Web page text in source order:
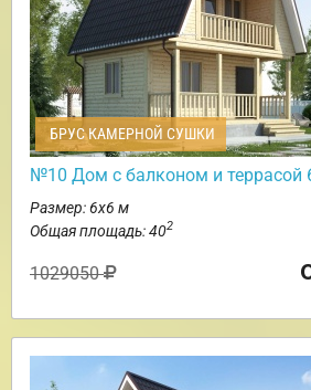
БРУС КАМЕРНОЙ СУШКИ
№10 Дом с балконом и террасой
Размер: 6х6 м
Общая площадь: 402
1029050